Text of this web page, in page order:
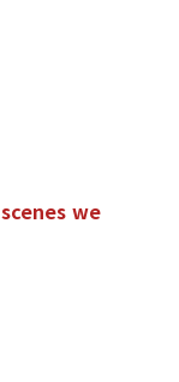
scenes we